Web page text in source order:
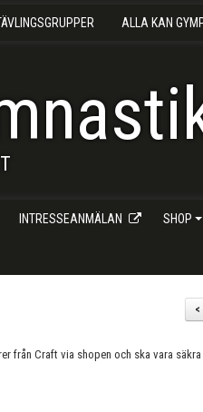
ALLA KAN
INTRESSEANMÄLAN SHOP
<
från Craft via shopen och ska vara